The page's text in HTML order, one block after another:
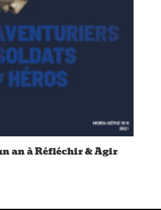
an à Réfléchir & Agir